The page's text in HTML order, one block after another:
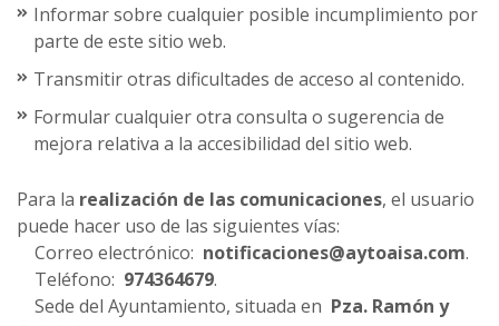
Informar sobre cualquier posible incumplimiento por
parte de este sitio web.
Transmitir otras dificultades de acceso al contenido.
Formular cualquier otra consulta o sugerencia de
mejora relativa a la accesibilidad del sitio web.
Para la realización de las comunicaciones, el usuario
puede hacer uso de las siguientes vías:
Correo electrónico: notificaciones@aytoaisa.com.
Teléfono: 974364679.
Sede del Ayuntamiento, situada en Pza. Ramón y